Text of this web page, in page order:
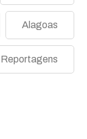
Alagoas
Reportagens